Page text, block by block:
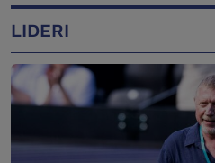
LIDERI